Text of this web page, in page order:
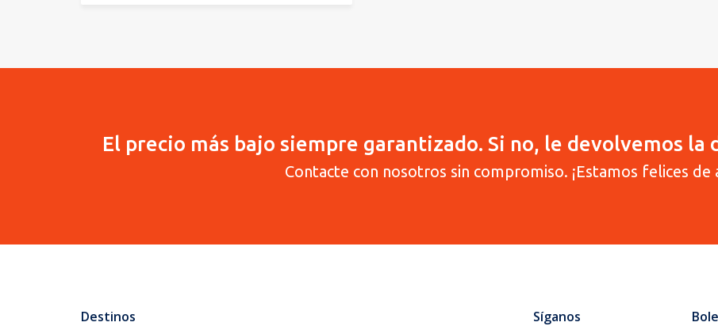
El precio más bajo siempre garantizado. Si no, le devolvemos la
Contacte con nosotros sin compromiso. ¡Estamos felices de
Destinos Síganos